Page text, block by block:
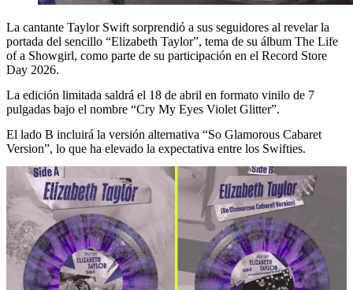
La cantante Taylor Swift sorprendió a sus seguidores al revelar la
portada del sencillo “Elizabeth Taylor”, tema de su álbum The Life
of a Showgirl, como parte de su participación en el Record Store
Day 2026.
La edición limitada saldrá el 18 de abril en formato vinilo de 7
pulgadas bajo el nombre “Cry My Eyes Violet Glitter”.
El lado B incluirá la versión alternativa “So Glamorous Cabaret
Version”, lo que ha elevado la expectativa entre los Swifties.